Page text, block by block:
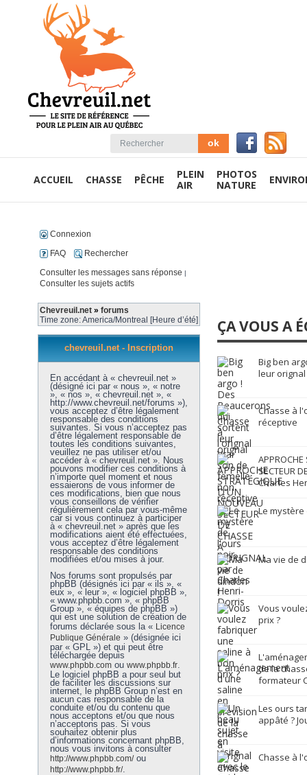
ACCUEIL CHASSE PÊCHE
PLEIN
AIR
PHOTOS
NATURE
Connexion
FAQ
Rechercher
Consulter les messages sans réponse |
Consulter les sujets actifs
Chevreuil.net » forums
Time zone: America/Montreal [Heure d’été]
chevreuil.net - Inscription
En accédant à « chevreuil.net »
(désigné ici par « nous », « notre
», « nos », « chevreuil.net », «
http://www.chevreuil.net/forums »),
vous acceptez d’être légalement
responsable des conditions
suivantes. Si vous n’acceptez pas
d’être légalement responsable de
toutes les conditions suivantes,
veuillez ne pas utiliser et/ou
accéder à « chevreuil.net ». Nous
pouvons modifier ces conditions à
n’importe quel moment et nous
essaierons de vous informer de
ces modifications, bien que nous
vous conseillons de vérifier
régulièrement cela par vous-même
car si vous continuez à participer
à « chevreuil.net » après que les
modifications aient été effectuées,
vous acceptez d’être légalement
responsable des conditions
modifiées et/ou mises à jour.
Nos forums sont propulsés par
phpBB (désignés ici par « ils », «
eux », « leur », « logiciel phpBB »,
« www.phpbb.com », « phpBB
Group », « équipes de phpBB »)
qui est une solution de création de
forums déclarée sous la « Licence
Publique Générale » (désignée ici
par « GPL ») et qui peut être
téléchargée depuis
www.phpbb.com ou www.phpbb.fr.
Le logiciel phpBB a pour seul but
de faciliter les discussions sur
internet, le phpBB Group n’est en
aucun cas responsable de la
conduite et/ou du contenu que
nous acceptons et/ou que nous
n’acceptons pas. Si vous
souhaitez obtenir plus
d’informations concernant phpBB,
nous vous invitons à consulter
http://www.phpbb.com/ou
http://www.phpbb.fr/.
ÇA VOUS A
Big ben
leur orignal
Chasse à
réceptive
SECTEUR
Charles
Le
Ma vie de
Vous
prix ?
de la
formateur
Les ours
appâté ?
Chasse à